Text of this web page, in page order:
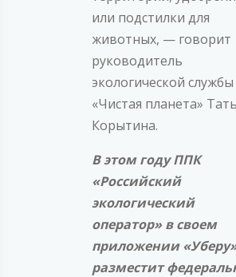
или подстилки для
животных, — говорит
руководитель
экологической
«Чистая планета»
Корытина.
В этом году ППК
«Российский
экологический
оператор» в своем
приложении
разместит